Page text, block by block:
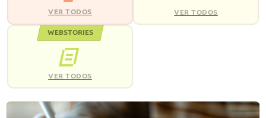
VER TODOS VER TODOS
WEBSTORIES
VER TODOS